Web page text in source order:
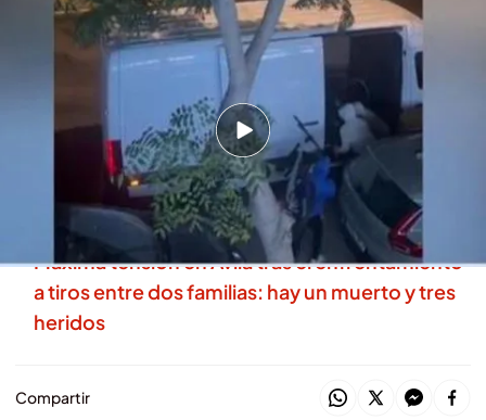
Se llevaron unas 15 bicicletas.IMAGEN: Juanma Miraisme
Redacción digital Noticias Cuatro
22 AGO 2025 - 18:09h.
El robo ocurría cerca de las 2:00 horas de la
mañana pero el ruido de los atracadores
despertó a varios vecinos
Máxima tensión en Ávila tras el enfrentamiento
a tiros entre dos familias: hay un muerto y tres
heridos
Compartir